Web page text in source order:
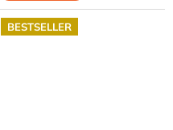
BESTSELLER